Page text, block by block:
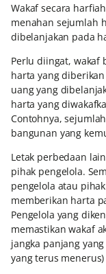
Wakaf secara
menahan sejumlah
dibelanjakan pada
Perlu diingat, wakaf
harta yang
uang yang
harta yang
Contohnya,
bangunan yang
Letak perbedaan
pihak pengelola.
pengelola atau
memberikan harta
Pengelola yang
memastikan wakaf
jangka panjang
yang terus